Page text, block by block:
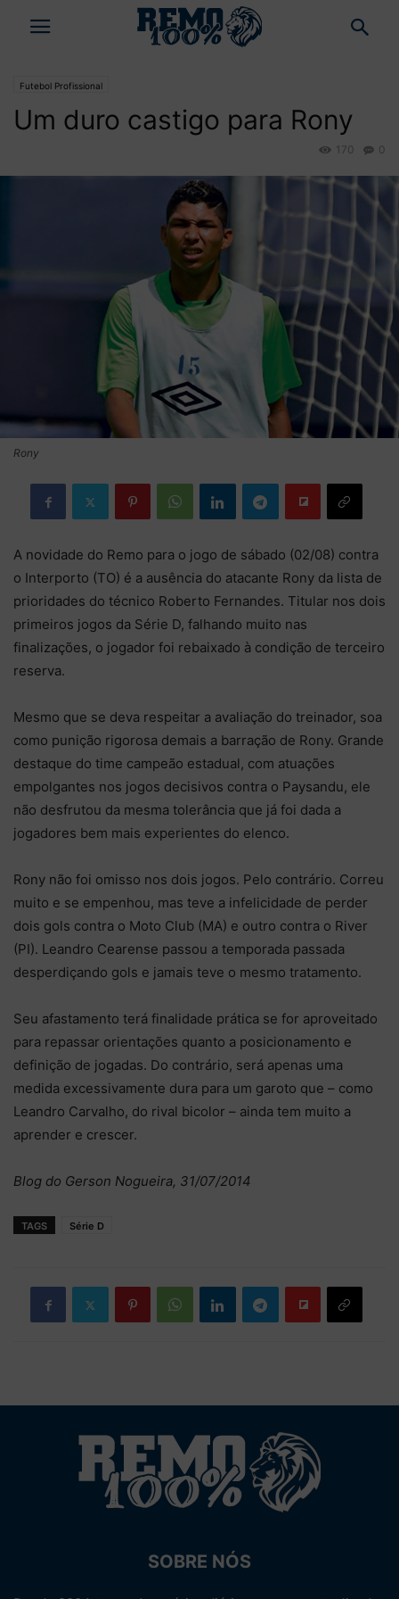
Futebol Profissional
Um duro castigo para Rony
0
170
Rony
A novidade do Remo para o jogo de sábado (02/08) contra
o Interporto (TO) é a ausência do atacante Rony da lista de
prioridades do técnico Roberto Fernandes. Titular nos dois
primeiros jogos da Série D, falhando muito nas
finalizações, o jogador foi rebaixado à condição de terceiro
reserva.
Mesmo que se deva respeitar a avaliação do treinador, soa
como punição rigorosa demais a barração de Rony. Grande
destaque do time campeão estadual, com atuações
empolgantes nos jogos decisivos contra o Paysandu, ele
não desfrutou da mesma tolerância que já foi dada a
jogadores bem mais experientes do elenco.
Rony não foi omisso nos dois jogos. Pelo contrário. Correu
muito e se empenhou, mas teve a infelicidade de perder
dois gols contra o Moto Club (MA) e outro contra o River
(PI). Leandro Cearense passou a temporada passada
desperdiçando gols e jamais teve o mesmo tratamento.
Seu afastamento terá finalidade prática se for aproveitado
para repassar orientações quanto a posicionamento e
definição de jogadas. Do contrário, será apenas uma
medida excessivamente dura para um garoto que – como
Leandro Carvalho, do rival bicolor – ainda tem muito a
aprender e crescer.
Blog do Gerson Nogueira, 31/07/2014
TAGS Série D
SOBRE NÓS